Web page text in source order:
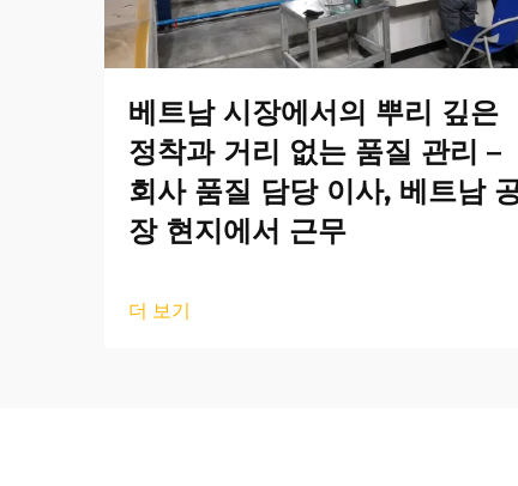
베트남 시장에서의 뿌리 깊은
정착과 거리 없는 품질 관리 –
회사 품질 담당 이사, 베트남
장 현지에서 근무
더 보기